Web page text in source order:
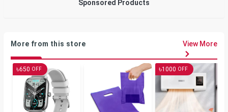
Sponsored Products
More from this store View More
৳650 OFF ৳1000 OFF